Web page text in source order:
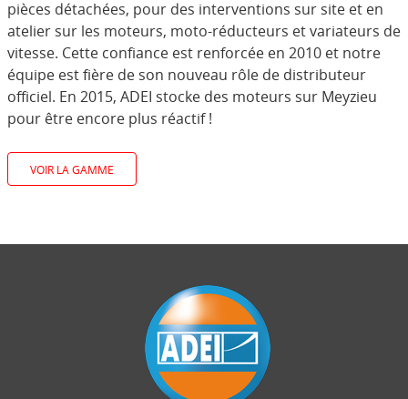
pièces détachées, pour des interventions sur site et en
atelier sur les moteurs, moto-réducteurs et variateurs de
vitesse. Cette confiance est renforcée en 2010 et notre
équipe est fière de son nouveau rôle de distributeur
officiel. En 2015, ADEI stocke des moteurs sur Meyzieu
pour être encore plus réactif !
VOIR LA GAMME